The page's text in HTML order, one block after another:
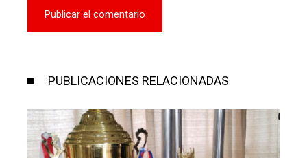
PUBLICACIONES RELACIONADAS